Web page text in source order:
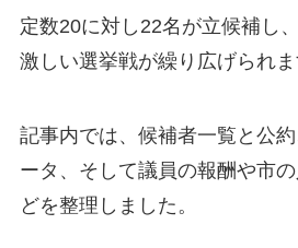
定数20に対し22名が立候補し
激しい選挙戦が繰り広げられま
記事内では、候補者一覧と公
ータ、そして議員の報酬や市
どを整理しました。